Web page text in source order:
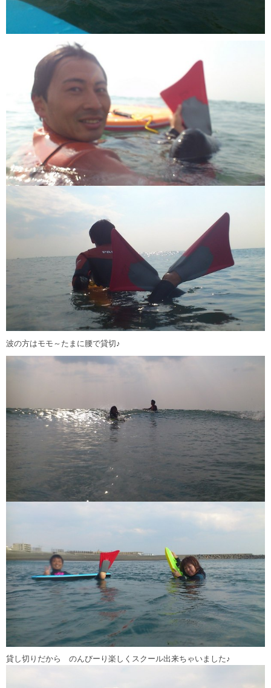
波の方はモモ～たまに腰で貸切♪
貸し切りだから のんびーり楽しくスクール出来ちゃいました♪